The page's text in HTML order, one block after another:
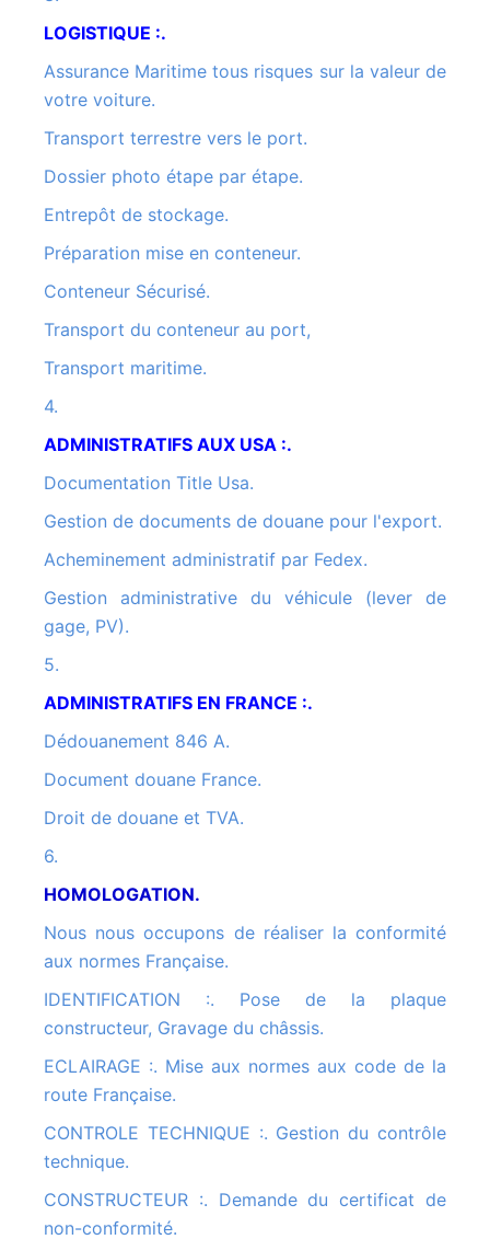
LOGISTIQUE :.
Assurance Maritime tous risques sur la valeur de
votre voiture.
Transport terrestre vers le port.
Dossier photo étape par étape.
Entrepôt de stockage.
Préparation mise en conteneur.
Conteneur Sécurisé.
Transport du conteneur au port,
Transport maritime.
4.
ADMINISTRATIFS AUX USA :.
Documentation Title Usa.
Gestion de documents de douane pour l'export.
Acheminement administratif par Fedex.
Gestion administrative du véhicule (lever de
gage, PV).
5.
ADMINISTRATIFS EN FRANCE :.
Dédouanement 846 A.
Document douane France.
Droit de douane et TVA.
6.
HOMOLOGATION.
Nous nous occupons de réaliser la conformité
aux normes Française.
IDENTIFICATION :. Pose de la plaque
constructeur, Gravage du châssis.
ECLAIRAGE :. Mise aux normes aux code de la
route Française.
CONTROLE TECHNIQUE :. Gestion du contrôle
technique.
CONSTRUCTEUR :. Demande du certificat de
non-conformité.